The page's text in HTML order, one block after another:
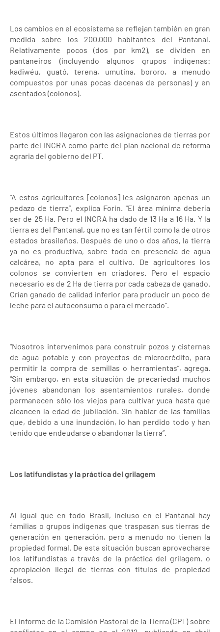
Los cambios en el ecosistema se reflejan también en gran
medida sobre los 200,000 habitantes del Pantanal.
Relativamente pocos (dos por km2), se dividen en
pantaneiros (incluyendo algunos grupos indígenas:
kadiwéu, guató, terena, umutina, bororo, a menudo
compuestos por unas pocas decenas de personas) y en
asentados (colonos).
Estos últimos llegaron con las asignaciones de tierras por
parte del INCRA como parte del plan nacional de reforma
agraria del gobierno del PT.
"A estos agricultores [colonos] les asignaron apenas un
pedazo de tierra”, explica Forin. "El área mínima debería
ser de 25 Ha. Pero el INCRA ha dado de 13 Ha a 16 Ha. Y la
tierra es del Pantanal, que no es tan fértil como la de otros
estados brasileños. Después de uno o dos años, la tierra
ya no es productiva, sobre todo en presencia de agua
calcárea, no apta para el cultivo. De agricultores los
colonos se convierten en criadores. Pero el espacio
necesario es de 2 Ha de tierra por cada cabeza de ganado.
Crían ganado de calidad inferior para producir un poco de
leche para el autoconsumo o para el mercado”.
"Nosotros intervenimos para construir pozos y cisternas
de agua potable y con proyectos de microcrédito, para
permitir la compra de semillas o herramientas”, agrega.
"Sin embargo, en esta situación de precariedad muchos
jóvenes abandonan los asentamientos rurales, donde
permanecen sólo los viejos para cultivar yuca hasta que
alcancen la edad de jubilación. Sin hablar de las familias
que, debido a una inundación, lo han perdido todo y han
tenido que endeudarse o abandonar la tierra”.
Los latifundistas y la práctica del grilagem
Al igual que en todo Brasil, incluso en el Pantanal hay
familias o grupos indígenas que traspasan sus tierras de
generación en generación, pero a menudo no tienen la
propiedad formal. De esta situación buscan aprovecharse
los latifundistas a través de la práctica del grilagem, o
apropiación ilegal de tierras con títulos de propiedad
falsos.
El informe de la Comisión Pastoral de la Tierra (CPT) sobre